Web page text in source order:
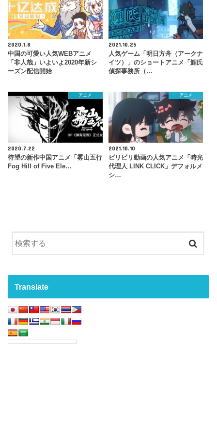
2020.1.8
中国の可愛い人気WEBアニメ
「非人哉」いよいよ2020年新シ
ーズン配信開始
2021.10.25
人気ゲーム「明日方舟（アークナ
イツ）」のショートアニメ「鯉氏
偵探事務所（…
アニメ
2020.7.22
待望の新作中国アニメ「雾山五行
Fog Hill of Five Ele…
アニメ
2021.10.10
ビリビリ動画の人気アニメ「時光
代理人 LINK CLICK」デフォルメ
シ…
Translate